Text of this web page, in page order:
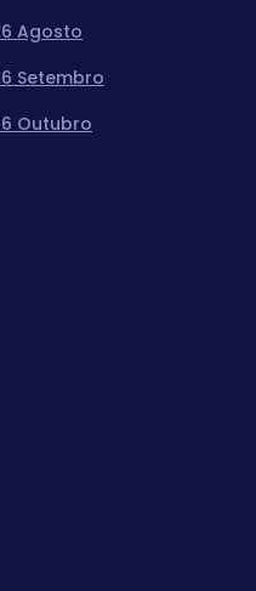
Agosto
Setembro
Outubro